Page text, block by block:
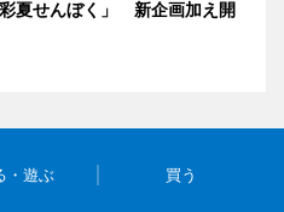
夏せんぼく」 新企画加え開
・遊ぶ 買う